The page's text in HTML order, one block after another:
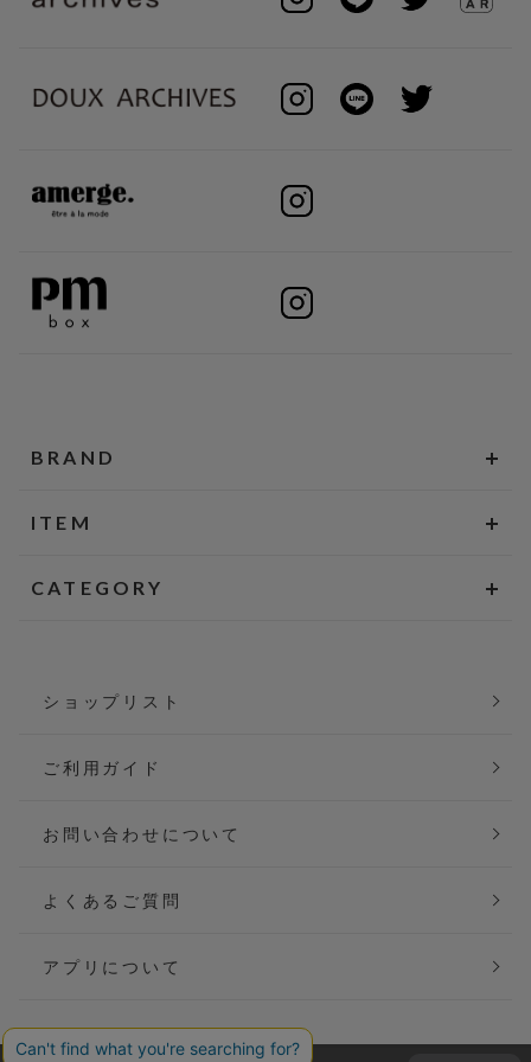
BRAND
ITEM
CATEGORY
ショップリスト
ご利用ガイド
お問い合わせについて
よくあるご質問
アプリについて